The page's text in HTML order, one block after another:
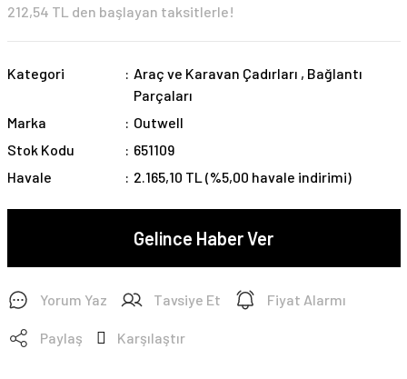
212,54 TL den başlayan taksitlerle!
Kategori Araç ve Karavan Çadırları , Bağlantı
Parçaları
Marka
Outwell
Stok Kodu
651109
Havale
2.165,10 TL (%5,00 havale indirimi)
Gelince Haber Ver
Yorum Yaz Tavsiye Et Fiyat Alarmı
Paylaş Karşılaştır